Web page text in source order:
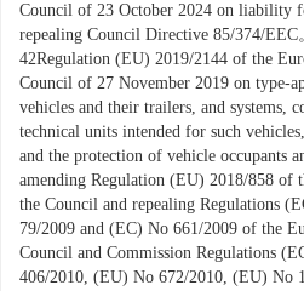
Council of 23 October 2024 on liability
repealing Council Directive 85/374/EEC
42Regulation (EU) 2019/2144 of the
Council of 27 November 2019 on type-
vehicles and their trailers, and systems,
technical units intended for such
and the protection of vehicle occupants
amending Regulation (EU) 2018/858 of
the Council and repealing Regulations
79/2009 and (EC) No 661/2009 of the
Council and Commission Regulations
406/2010, (EU) No 672/2010, (EU) No